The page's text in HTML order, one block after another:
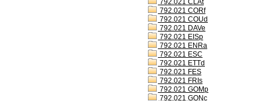
792.021 CLAt
792.021 CORf
792.021 COUd
792.021 DAVe
792.021 EISp
792.021 ENRa
792.021 ESC
792.021 ETTd
792.021 FES
792.021 FRIs
792.021 GOMp
792.021 GONc